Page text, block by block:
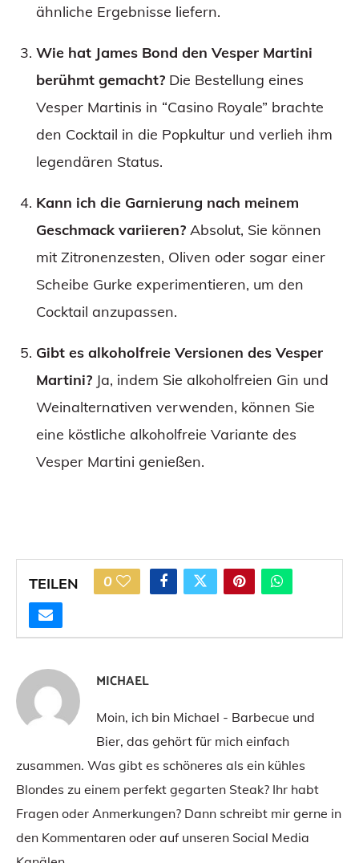
ähnliche Ergebnisse liefern.
Wie hat James Bond den Vesper Martini
berühmt gemacht? Die Bestellung eines
Vesper Martinis in “Casino Royale” brachte
den Cocktail in die Popkultur und verlieh ihm
legendären Status.
Kann ich die Garnierung nach meinem
Geschmack variieren? Absolut, Sie können
mit Zitronenzesten, Oliven oder sogar einer
Scheibe Gurke experimentieren, um den
Cocktail anzupassen.
Gibt es alkoholfreie Versionen des Vesper
Martini? Ja, indem Sie alkoholfreien Gin und
Weinalternativen verwenden, können Sie
eine köstliche alkoholfreie Variante des
Vesper Martini genießen.
TEILEN 0
MICHAEL
Moin, ich bin Michael - Barbecue und
Bier, das gehört für mich einfach
zusammen. Was gibt es schöneres als ein kühles
Blondes zu einem perfekt gegarten Steak? Ihr habt
Fragen oder Anmerkungen? Dann schreibt mir gerne in
den Kommentaren oder auf unseren Social Media